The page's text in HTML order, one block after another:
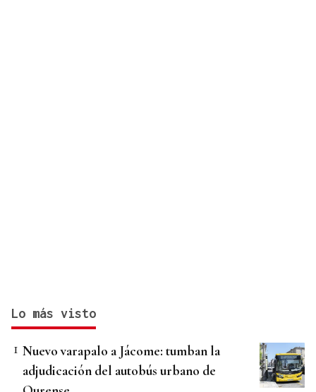
Lo más visto
Nuevo varapalo a Jácome: tumban la
adjudicación del autobús urbano de